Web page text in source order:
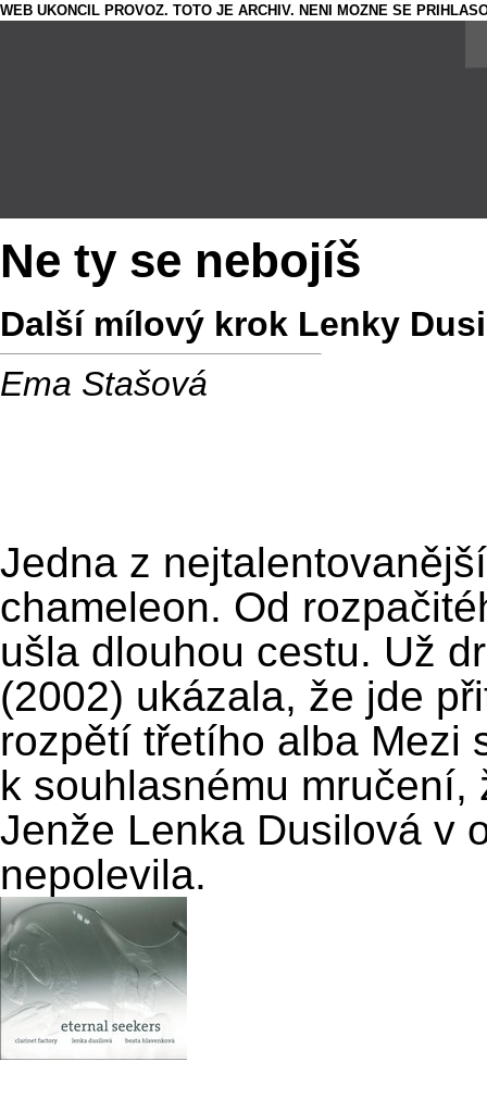
WEB UKONCIL PROVOZ. TOTO JE ARCHIV. NENI MOZNE SE
Ne ty se nebojíš
Další mílový krok Lenky
Ema Stašová
Jedna z
chameleon. Od
ušla dlouhou cestu. Už
(2002) ukázala, že jde
rozpětí třetího alba Mezi
k souhlasnému
Jenže Lenka Dusilová v
nepolevila.